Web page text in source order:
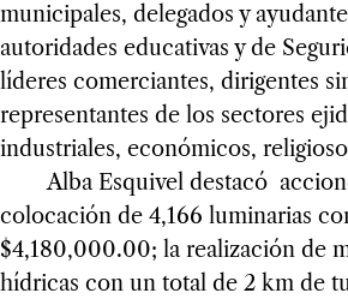
municipales, delegados y
autoridades educativas y de
líderes comerciantes, dirigentes
representantes de los sectores
industriales, económicos,
Alba Esquivel destacó
colocación de 4,166 luminarias
$4,180,000.00; la realización de
hídricas con un total de 2 km de